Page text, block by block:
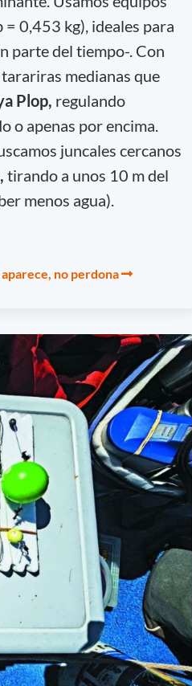
0,453 kg), ideales para
parte del tiempo-. Con
medianas que
Plop, regulando
o apenas por encima.
juncales cercanos
tirando a unos 10 m del
menos agua).
no perdona